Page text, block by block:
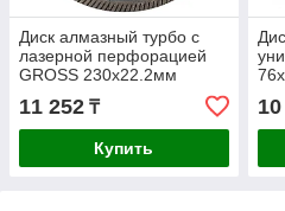
Диск алмазный турбо с
лазерной перфорацией
GROSS 230х22.2мм
11 252 ₸
Купить